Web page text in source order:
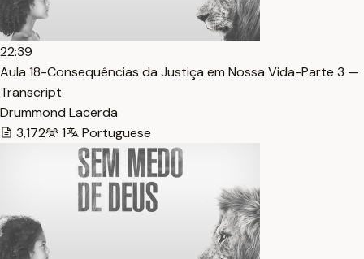
22:39
Aula 18-Consequências da Justiça em Nossa Vida-Parte 3 —
Transcript
Drummond Lacerda
3,172
1 Portuguese